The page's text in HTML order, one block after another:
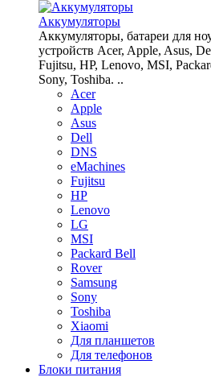
Аккумуляторы
Аккумуляторы, батареи для
устройств Acer, Apple, Asus,
Fujitsu, HP, Lenovo, MSI,
Sony, Toshiba. ..
Acer
Apple
Asus
Dell
DNS
eMachines
Fujitsu
HP
Lenovo
LG
MSI
Packard Bell
Rover
Samsung
Sony
Toshiba
Xiaomi
Для планшетов
Для телефонов
Блоки питания